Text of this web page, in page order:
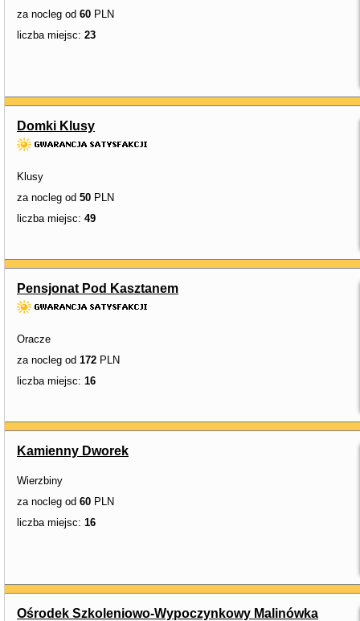
za nocleg od 60 PLN
liczba miejsc: 23
Domki Klusy
Klusy
za nocleg od 50 PLN
liczba miejsc: 49
Pensjonat Pod Kasztanem
Oracze
za nocleg od 172 PLN
liczba miejsc: 16
Kamienny Dworek
Wierzbiny
za nocleg od 60 PLN
liczba miejsc: 16
Ośrodek Szkoleniowo-Wypoczynkowy Malinówka